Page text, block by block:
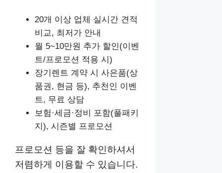
20개 이상 업체 실시간 견적
비교, 최저가 안내
월 5~10만원 추가 할인(이벤
트/프로모션 적용 시)
장기렌트 계약 시 사은품(상
품권, 현금 등), 추천인 이벤
트, 무료 상담
보험·세금·정비 포함(풀패키
지), 시즌별 프로모션
프로모션 등을 잘 확인하셔서
저렴하게 이용할 수 있습니다.